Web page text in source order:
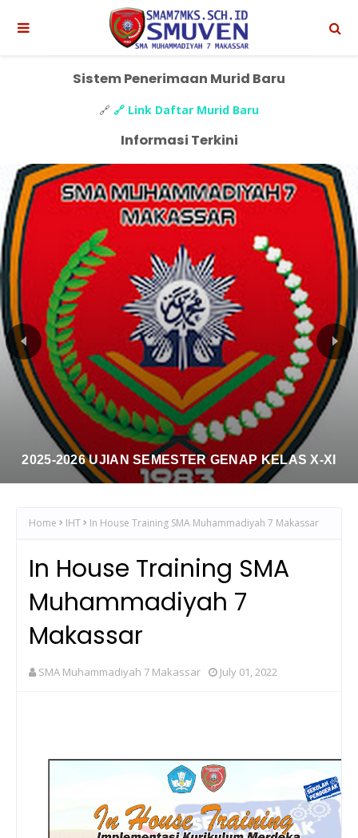
Sistem Penerimaan Murid Baru
🔗 🔗 Link Daftar Murid Baru
Informasi Terkini
2025-2026 UJIAN SEMESTER GENAP KELAS X-XI
Home IHT In House Training SMA Muhammadiyah 7 Makassar
In House Training SMA
Muhammadiyah 7
Makassar
SMA Muhammadiyah 7 Makassar July 01, 2022